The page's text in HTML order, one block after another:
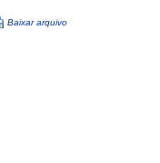
Baixar arquivo